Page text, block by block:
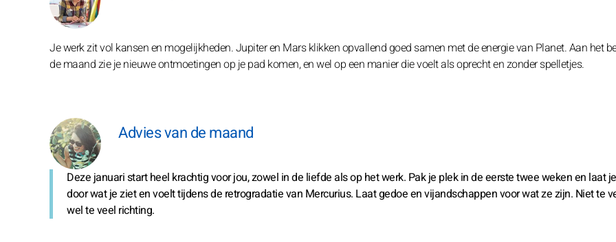
Je werk zit vol kansen en mogelijkheden. Jupiter en Mars klikken opvallend goed samen met de energie van Planet. Aan het
de maand zie je nieuwe ontmoetingen op je pad komen, en wel op een manier die voelt als oprecht en zonder spelletjes.
Advies van de maand
Deze januari start heel krachtig voor jou, zowel in de liefde als op het werk. Pak je plek in de eerste twee weken en laat
door wat je ziet en voelt tijdens de retrogradatie van Mercurius. Laat gedoe en vijandschappen voor wat ze zijn. Niet te
wel te veel richting.